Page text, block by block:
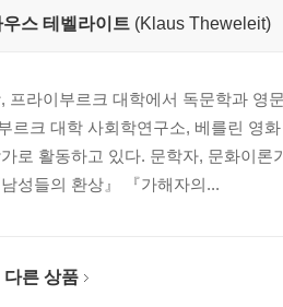
우스 테벨라이트 (Klaus Theweleit)
프라이부르크 대학에서 독문학과 영
르크 대학 사회학연구소, 베를린 영
로 활동하고 있다. 문학자, 문화이
성들의 환상』 『가해자의...
다른 상품